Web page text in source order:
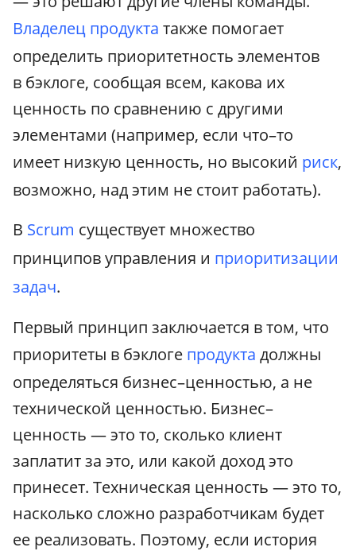
Владелец продукта также помогает
определить приоритетность элементов
в бэклоге, сообщая всем, какова их
ценность по сравнению с другими
элементами (например, если что–то
имеет низкую ценность, но высокий риск,
возможно, над этим не стоит работать).
В Scrum существует множество
принципов управления и приоритизации
задач.
Первый принцип заключается в том, что
приоритеты в бэклоге продукта должны
определяться бизнес–ценностью, а не
технической ценностью. Бизнес–
ценность — это то, сколько клиент
заплатит за это, или какой доход это
принесет. Техническая ценность — это то,
насколько сложно разработчикам будет
ее реализовать. Поэтому, если история